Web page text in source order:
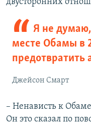
двусторонних
Я не
месте Обамы в
Джейсон Смарт
– Ненависть к
Он это сказал по